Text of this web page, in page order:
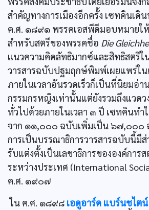
สำคัญทางการเมืองอีกครั้ง เซทคินเดิ
ค.ศ. ๑๘๙๑ พรรคเอสพีดีมอบหมายให้
สำหรับสตรีของพรรคชื่อ Die
แนวความคิดลัทธิมากซ์และสิทธิสตรี
วารสารฉบับปฐมฤกษ์พิมพ์เผยแพร่ใ
ภายในเวลาอันรวดเร็วก็เป็นที่นิยมอ่
กรรมกรหญิงเท่านั้นแต่ยังรวมถึงแวด
ทั่วไปด้วยภายในเวลา ๓ ปี เซทคินท
จาก ๑๑,๐๐๐ ฉบับเพิ่มเป็น ๖๗,๐๐๐
การเป็นบรรณาธิการวารสารฉบับนี้มี
รับแต่งตั้งเป็นเลขาธิการขององค์การ
ระหว่างประเทศ (International
ค.ศ. ๑๙๐๗
ใน ค.ศ. ๑๘๙๘ เอดูอาร์ด แบร์นชไตน์